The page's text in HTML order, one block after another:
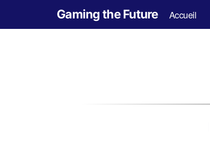
Gaming the Future Accueil